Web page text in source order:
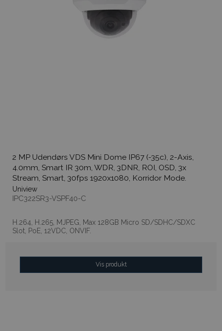
2 MP Udendørs VDS Mini Dome IP67 (-35c), 2-Axis,
4.0mm, Smart IR 30m, WDR, 3DNR, ROI, OSD, 3x
Stream, Smart, 30fps 1920x1080, Korridor Mode.
Uniview
IPC322SR3-VSPF40-C
H.264, H.265, MJPEG, Max 128GB Micro SD/SDHC/SDXC
Slot, PoE, 12VDC, ONVIF.
Vis produkt